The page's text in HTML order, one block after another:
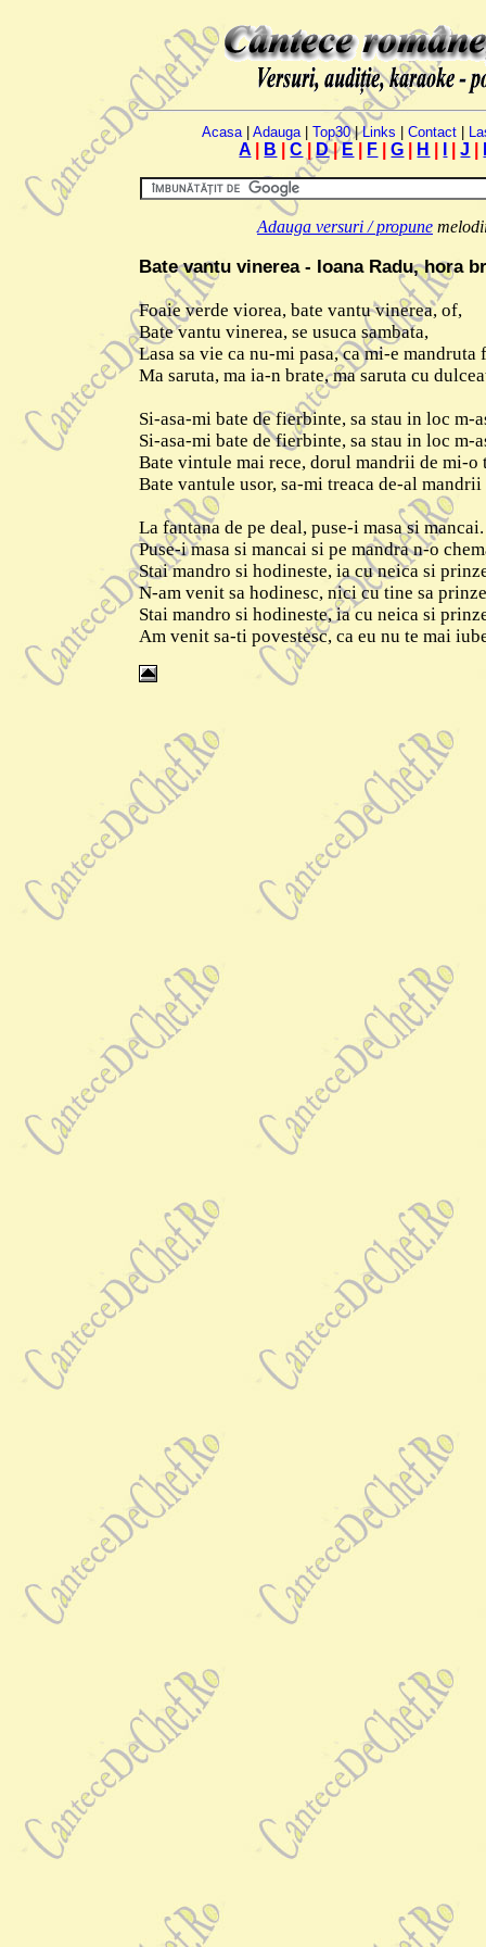
Acasa| Adauga| Top30|Links Contact
A B |C |D|E F |G H |J
Adauga versuri / propune
Bate vantu vinerea - Ioana Radu, hora
Foaie verde viorea, bate vantu vinerea, of,
Bate vantu vinerea, se usuca sambata,
Lasa sa vie ca nu-mi pasa, ca mi-e mandruta
Ma saruta, ma ia-n brate, ma saruta cu
Si-asa-mi bate de fierbinte, sa stau in loc m-
Si-asa-mi bate de fierbinte, sa stau in loc m-
Bate vintule mai rece, dorul mandrii de mi-o
Bate vantule usor, sa-mi treaca de-al mandrii
La fantana de pe deal, puse-i masa si mancai.
Puse-i masa si mancai si pe mandra n-o
Stai mandro si hodineste, ia cu neica si
N-am venit sa hodinesc, nici cu tine sa
Stai mandro si hodineste, ia cu neica si
Am venit sa-ti povestesc, ca eu nu te mai